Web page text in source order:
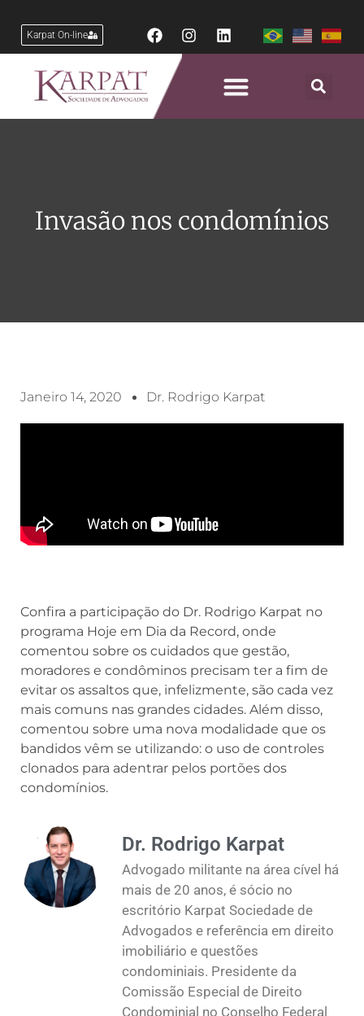
Karpat On-line
Invasão nos condomínios
Janeiro 14, 2020 Dr. Rodrigo Karpat
Confira a participação do Dr. Rodrigo Karpat no
programa Hoje em Dia da Record, onde
comentou sobre os cuidados que gestão,
moradores e condôminos precisam ter a fim de
evitar os assaltos que, infelizmente, são cada vez
mais comuns nas grandes cidades. Além disso,
comentou sobre uma nova modalidade que os
bandidos vêm se utilizando: o uso de controles
clonados para adentrar pelos portões dos
condomínios.
Dr. Rodrigo Karpat
Advogado militante na área cível há
mais de 20 anos, é sócio no
escritório Karpat Sociedade de
Advogados e referência em direito
imobiliário e questões
condominiais. Presidente da
Comissão Especial de Direito
Condominial no Conselho Federal